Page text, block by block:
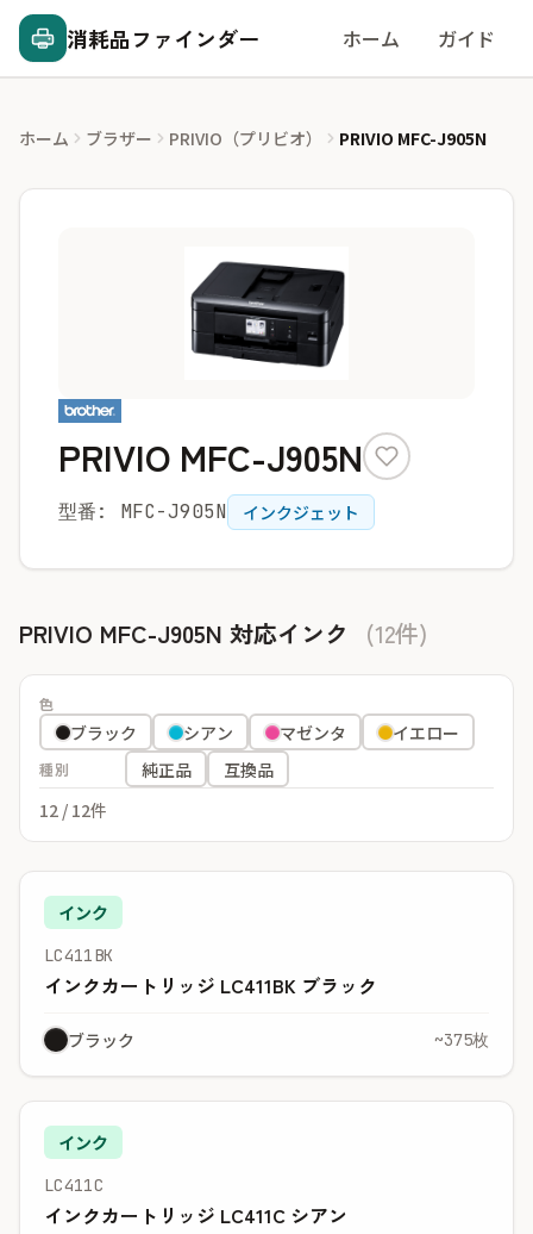
消耗品ファインダー ホーム ガイド
ホーム ブラザー PRIVIO（プリビオ） PRIVIO MFC-J905N
PRIVIO MFC-J905N
型番: MFC-J905N インクジェット
PRIVIO MFC-J905N 対応インク (12件)
色
ブラック シアン マゼンタ イエロー
種別 純正品
互換品
12 / 12件
インク
LC411BK
インクカートリッジ LC411BK ブラック
ブラック ~375枚
インク
LC411C
インクカートリッジ LC411C シアン